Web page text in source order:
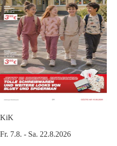
KiK
Fr. 7.8. - Sa. 22.8.2026